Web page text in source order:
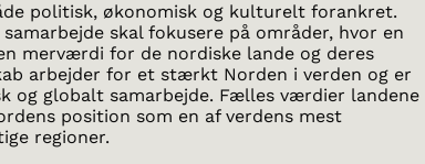
politisk, økonomisk og kulturelt forankret.
skal fokusere på områder, hvor en
merværdi for de nordiske lande og deres
arbejder for et stærkt Norden i verden og er
og globalt samarbejde. Fælles værdier landene
position som en af verdens mest
regioner.